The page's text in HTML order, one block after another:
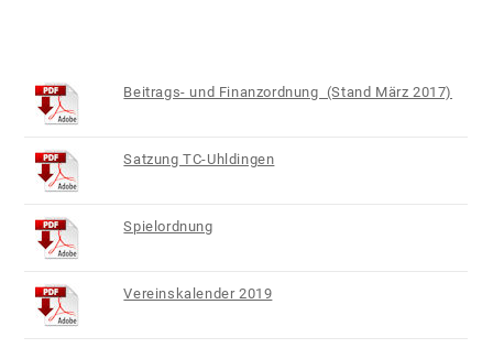
Beitrags- und Finanzordnung (Stand März 2017)
Satzung TC-Uhldingen
Spielordnung
Vereinskalender 2019